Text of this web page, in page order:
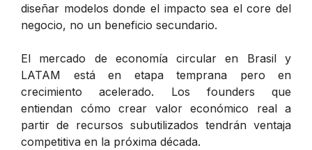
diseñar modelos donde el impacto sea el core del
negocio, no un beneficio secundario.
El mercado de economía circular en Brasil y
LATAM está en etapa temprana pero en
crecimiento acelerado. Los founders que
entiendan cómo crear valor económico real a
partir de recursos subutilizados tendrán ventaja
competitiva en la próxima década.